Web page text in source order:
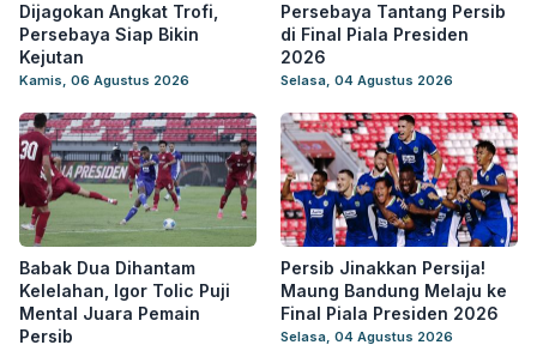
Dijagokan Angkat Trofi,
Persebaya Siap Bikin
Kejutan
Kamis, 06 Agustus 2026
Persebaya Tantang Persib
di Final Piala Presiden
2026
Selasa, 04 Agustus 2026
Babak Dua Dihantam
Kelelahan, Igor Tolic Puji
Mental Juara Pemain
Persib
Persib Jinakkan Persija!
Maung Bandung Melaju ke
Final Piala Presiden 2026
Selasa, 04 Agustus 2026